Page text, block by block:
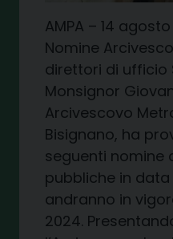
AMPA – 14
Nomine
direttori di ufficio
Monsignor
Arcivescovo
Bisignano, ha
seguenti nomine
pubbliche in
andranno in
2024.